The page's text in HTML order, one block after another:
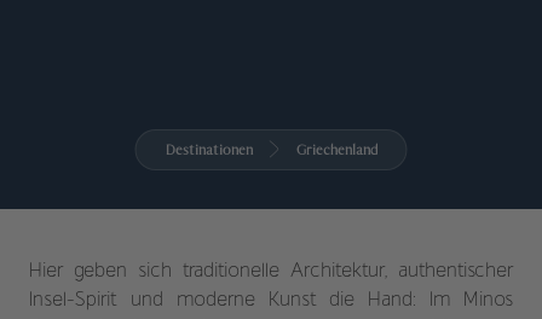
Destinationen Griechenland
Hier geben sich traditionelle Architektur, authentischer
Insel-Spirit und moderne Kunst die Hand: Im Minos